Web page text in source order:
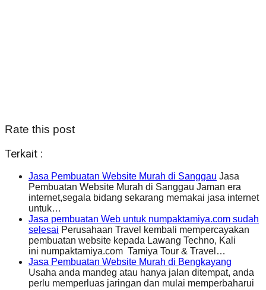
Rate this post
Terkait :
Jasa Pembuatan Website Murah di Sanggau Jasa
Pembuatan Website Murah di Sanggau Jaman era
internet,segala bidang sekarang memakai jasa internet
untuk…
Jasa pembuatan Web untuk numpaktamiya.com sudah
selesai Perusahaan Travel kembali mempercayakan
pembuatan website kepada Lawang Techno, Kali
ini numpaktamiya.com Tamiya Tour & Travel…
Jasa Pembuatan Website Murah di Bengkayang
Usaha anda mandeg atau hanya jalan ditempat, anda
perlu memperluas jaringan dan mulai memperbaharui